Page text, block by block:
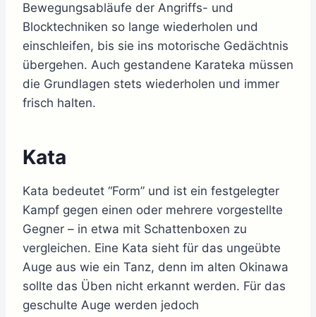
Bewegungsabläufe der Angriffs- und
Blocktechniken so lange wiederholen und
einschleifen, bis sie ins motorische Gedächtnis
übergehen. Auch gestandene Karateka müssen
die Grundlagen stets wiederholen und immer
frisch halten.
Kata
Kata bedeutet “Form” und ist ein festgelegter
Kampf gegen einen oder mehrere vorgestellte
Gegner – in etwa mit Schattenboxen zu
vergleichen. Eine Kata sieht für das ungeübte
Auge aus wie ein Tanz, denn im alten Okinawa
sollte das Üben nicht erkannt werden. Für das
geschulte Auge werden jedoch